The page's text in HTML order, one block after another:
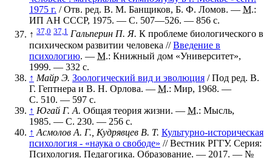
1975 г. / Отв. ред. В. М. Банщиков, Б. Ф. Ломов. — М.:
ИП АН СССР, 1975. — С. 507—526. — 856 с.
↑ 37,0 37,1 Гальперин П. Я. К проблеме биологического в
психическом развитии человека //Введение в
психологию. — М.: Книжный дом «Университет»,
1999. — 332 с.
↑ Майр Э. Зоологический вид и эволюция / Под ред. В.
Г. Гептнера и В. Н. Орлова. — М.: Мир, 1968. —
С. 510. — 597 с.
↑ Югай Г. А. Общая теория жизни. — М.: Мысль,
1985. — С. 230. — 256 с.
↑ Асмолов А. Г., Кудрявцев В. Т. Культурно-историческая
психология - «наука о свободе» // Вестник РГГУ. Серия:
Психология. Педагогика. Образование. — 2017. — №